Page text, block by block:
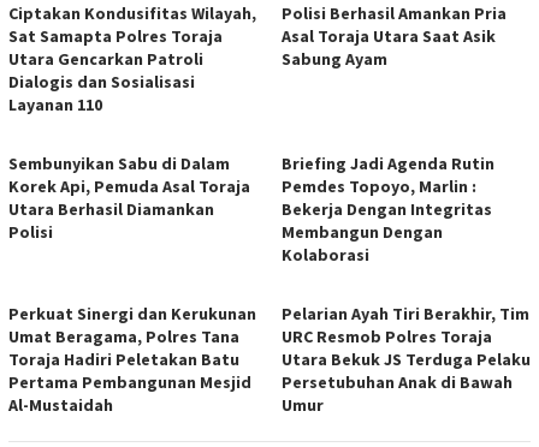
Ciptakan Kondusifitas Wilayah,
Sat Samapta Polres Toraja
Utara Gencarkan Patroli
Dialogis dan Sosialisasi
Layanan 110
Polisi Berhasil Amankan Pria
Asal Toraja Utara Saat Asik
Sabung Ayam
Sembunyikan Sabu di Dalam
Korek Api, Pemuda Asal Toraja
Utara Berhasil Diamankan
Polisi
Briefing Jadi Agenda Rutin
Pemdes Topoyo, Marlin :
Bekerja Dengan Integritas
Membangun Dengan
Kolaborasi
Perkuat Sinergi dan Kerukunan
Umat Beragama, Polres Tana
Toraja Hadiri Peletakan Batu
Pertama Pembangunan Mesjid
Al-Mustaidah
Pelarian Ayah Tiri Berakhir, Tim
URC Resmob Polres Toraja
Utara Bekuk JS Terduga Pelaku
Persetubuhan Anak di Bawah
Umur